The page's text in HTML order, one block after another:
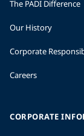
The PADI Difference
Our History
Corporate
Careers
CORPORATE